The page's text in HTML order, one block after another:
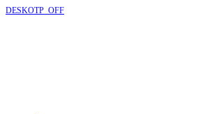
DESKOTP_OFF